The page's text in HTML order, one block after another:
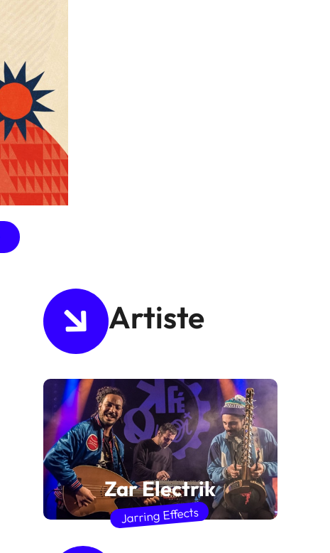
Artiste
Zar Electrik
Jarring Effects